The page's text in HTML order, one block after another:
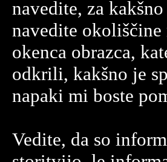
navedite, za
navedite okoliščine
okenca obrazca,
odkrili, kakšno je
napaki mi boste
Vedite, da so